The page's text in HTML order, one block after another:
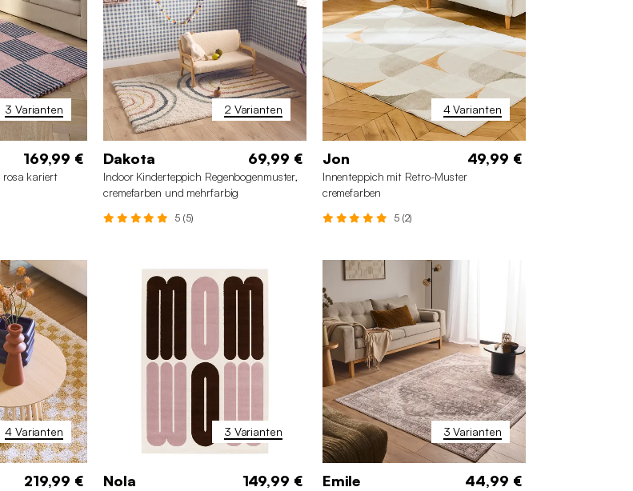
120 x 160 cm
cm
3 Varianten
169,99 €
rosa kariert
120 x 170 cm 80 x 150 cm
2 Varianten
Dakota 69,99 €
Indoor Kinderteppich Regenbogenmuster,
cremefarben und mehrfarbig
5 (5)
120 x 170 cm
160 x 230 cm
200 x 290 cm
80 x 150 cm
4 Varianten
Jon 49,99 €
Innenteppich mit Retro-Muster
cremefarben
5 (2)
4 Varianten
219,99 €
3 Varianten
Nola 149,99 €
3 Varianten
Emile 44,99 €